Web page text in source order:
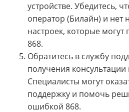
устройстве. Убедитесь,
оператор (Билайн) и нет
настроек, которые
868.
Обратитесь в службу
получения
Специалисты могут
поддержку и помочь
ошибкой 868.